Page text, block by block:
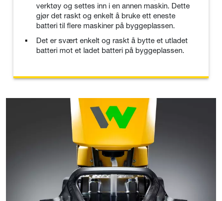
verktøy og settes inn i en annen maskin. Dette
gjør det raskt og enkelt å bruke ett eneste
batteri til flere maskiner på byggeplassen.
Det er svært enkelt og raskt å bytte et utladet
batteri mot et ladet batteri på byggeplassen.